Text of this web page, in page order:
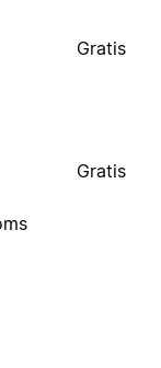
Gratis
Gratis